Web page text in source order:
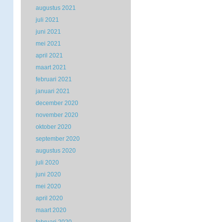
augustus 2021
juli 2021
juni 2021
mei 2021
april 2021
maart 2021
februari 2021
januari 2021
december 2020
november 2020
oktober 2020
september 2020
augustus 2020
juli 2020
juni 2020
mei 2020
april 2020
maart 2020